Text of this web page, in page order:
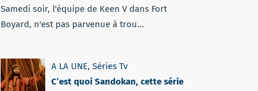
Samedi soir, l'équipe de Keen V dans Fort
Boyard, n'est pas parvenue à trou...
A LA UNE, Séries Tv
C’est quoi Sandokan, cette série